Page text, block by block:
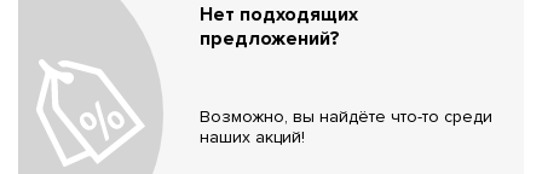
Нет подходящих
предложений?
Возможно, вы найдёте что-то среди
наших акций!